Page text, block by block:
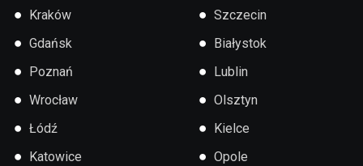
● Kraków
● Gdańsk
● Poznań
● Wrocław
● Łódź
● Katowice
● Szczecin
● Białystok
● Lublin
● Olsztyn
● Kielce
● Opole